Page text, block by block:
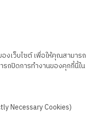
งเว็บไซต์ เพื่อให้คุณสามารถ
รถปิดการทำงานของคุกกี้นี้ใน
Necessary Cookies)